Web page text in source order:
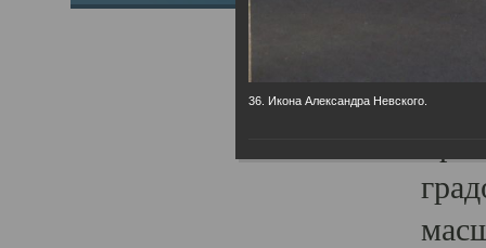
36. Икона Александра Невского.